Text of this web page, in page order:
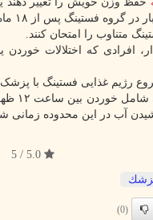
پس از ۱۸ ماه از بین رفت.
متناوب را امتحان کنند.
افرادی که اختلالات خوردن
شروع رژیم غذایی فستینگ با
5.0 / 5
(0)